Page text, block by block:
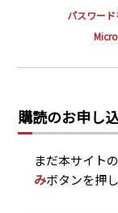
採用情報
パスワー
購読のお申し
まだ本サイト
みボタンを押